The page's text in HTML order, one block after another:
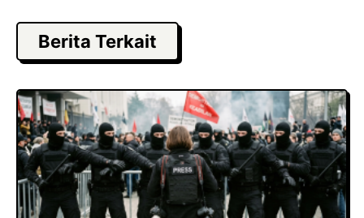
c
e
b
o
o
k
s
t
o
d
o
n
a
s
A
p
p
a
m
Berita Terkait